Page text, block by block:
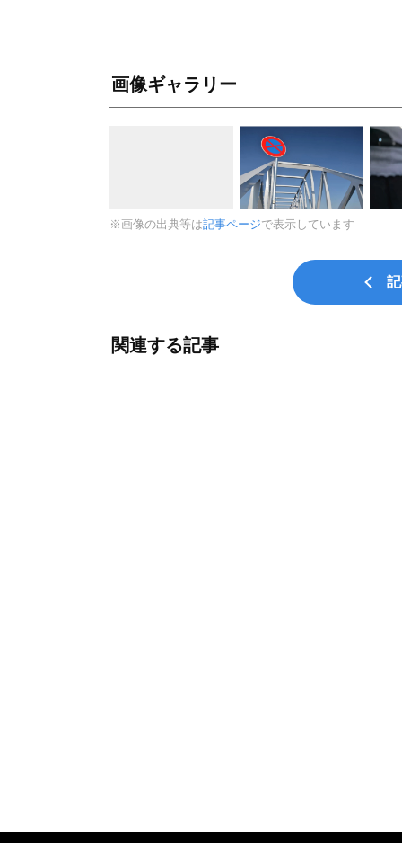
画像ギャラリー
※画像の出典等は記事ページで表示しています
関連する記事